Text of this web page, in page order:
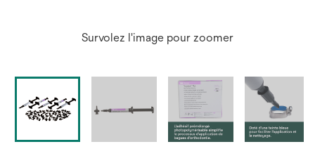
Survolez l'image pour zoomer